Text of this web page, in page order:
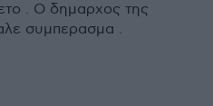
. Ο δημαρχος της
συμπερασμα .